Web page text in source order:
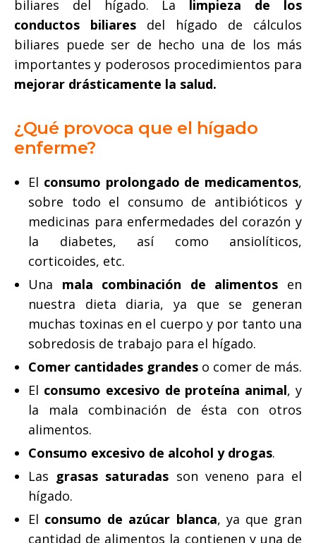
biliares del hígado. La limpieza de los
conductos biliares del hígado de cálculos
biliares puede ser de hecho una de los más
importantes y poderosos procedimientos para
mejorar drásticamente la salud.
¿Qué provoca que el hígado
enferme?
El consumo prolongado de medicamentos,
sobre todo el consumo de antibióticos y
medicinas para enfermedades del corazón y
la diabetes, así como ansiolíticos,
corticoides, etc.
Una mala combinación de alimentos en
nuestra dieta diaria, ya que se generan
muchas toxinas en el cuerpo y por tanto una
sobredosis de trabajo para el hígado.
Comer cantidades grandes o comer de más.
El consumo excesivo de proteína animal, y
la mala combinación de ésta con otros
alimentos.
Consumo excesivo de alcohol y drogas.
Las grasas saturadas son veneno para el
hígado.
El consumo de azúcar blanca, ya que gran
cantidad de alimentos la contienen y una de